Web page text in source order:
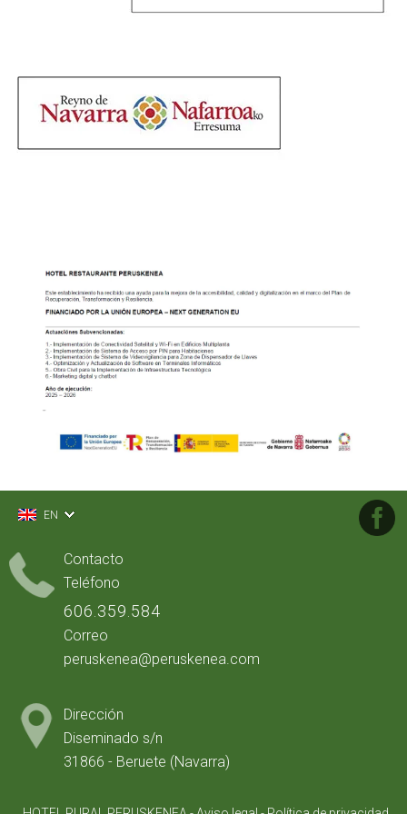
EN
Contacto
Teléfono
606.359.584
Correo
peruskenea@peruskenea.com
Dirección
Diseminado s/n
31866 - Beruete (Navarra)